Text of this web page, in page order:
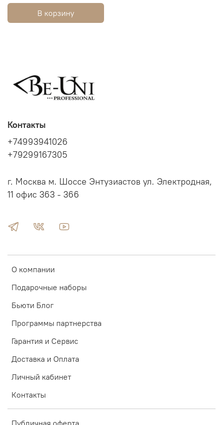
В корзину
О компании
Подарочные наборы
Бьюти Блог
Программы партнерства
Гарантия и Сервис
Доставка и Оплата
Личный кабинет
Контакты
Контакты
+74993941026
+79299167305
г. Москва м. Шоссе Энтузиастов ул. Электродная,
11 офис 363 - 366